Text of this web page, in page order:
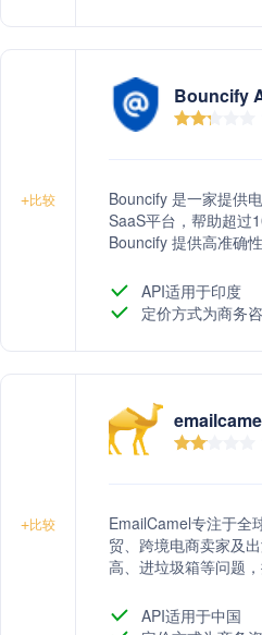
+比较
Bouncify
Bouncify 是一家提供
SaaS平台，帮助超过
Bouncify 提供高准确
API适用于印度
定价方式为商务
+比较
EmailCamel专注于全
贸、跨境电商卖家及
高、进垃圾箱等问题
API适用于中国